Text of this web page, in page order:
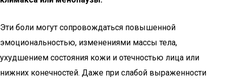
Эти боли могут сопровождаться повышенной
эмоциональностью, изменениями массы тела,
ухудшением состояния кожи и отечностью лица или
нижних конечностей. Даже при слабой выраженности